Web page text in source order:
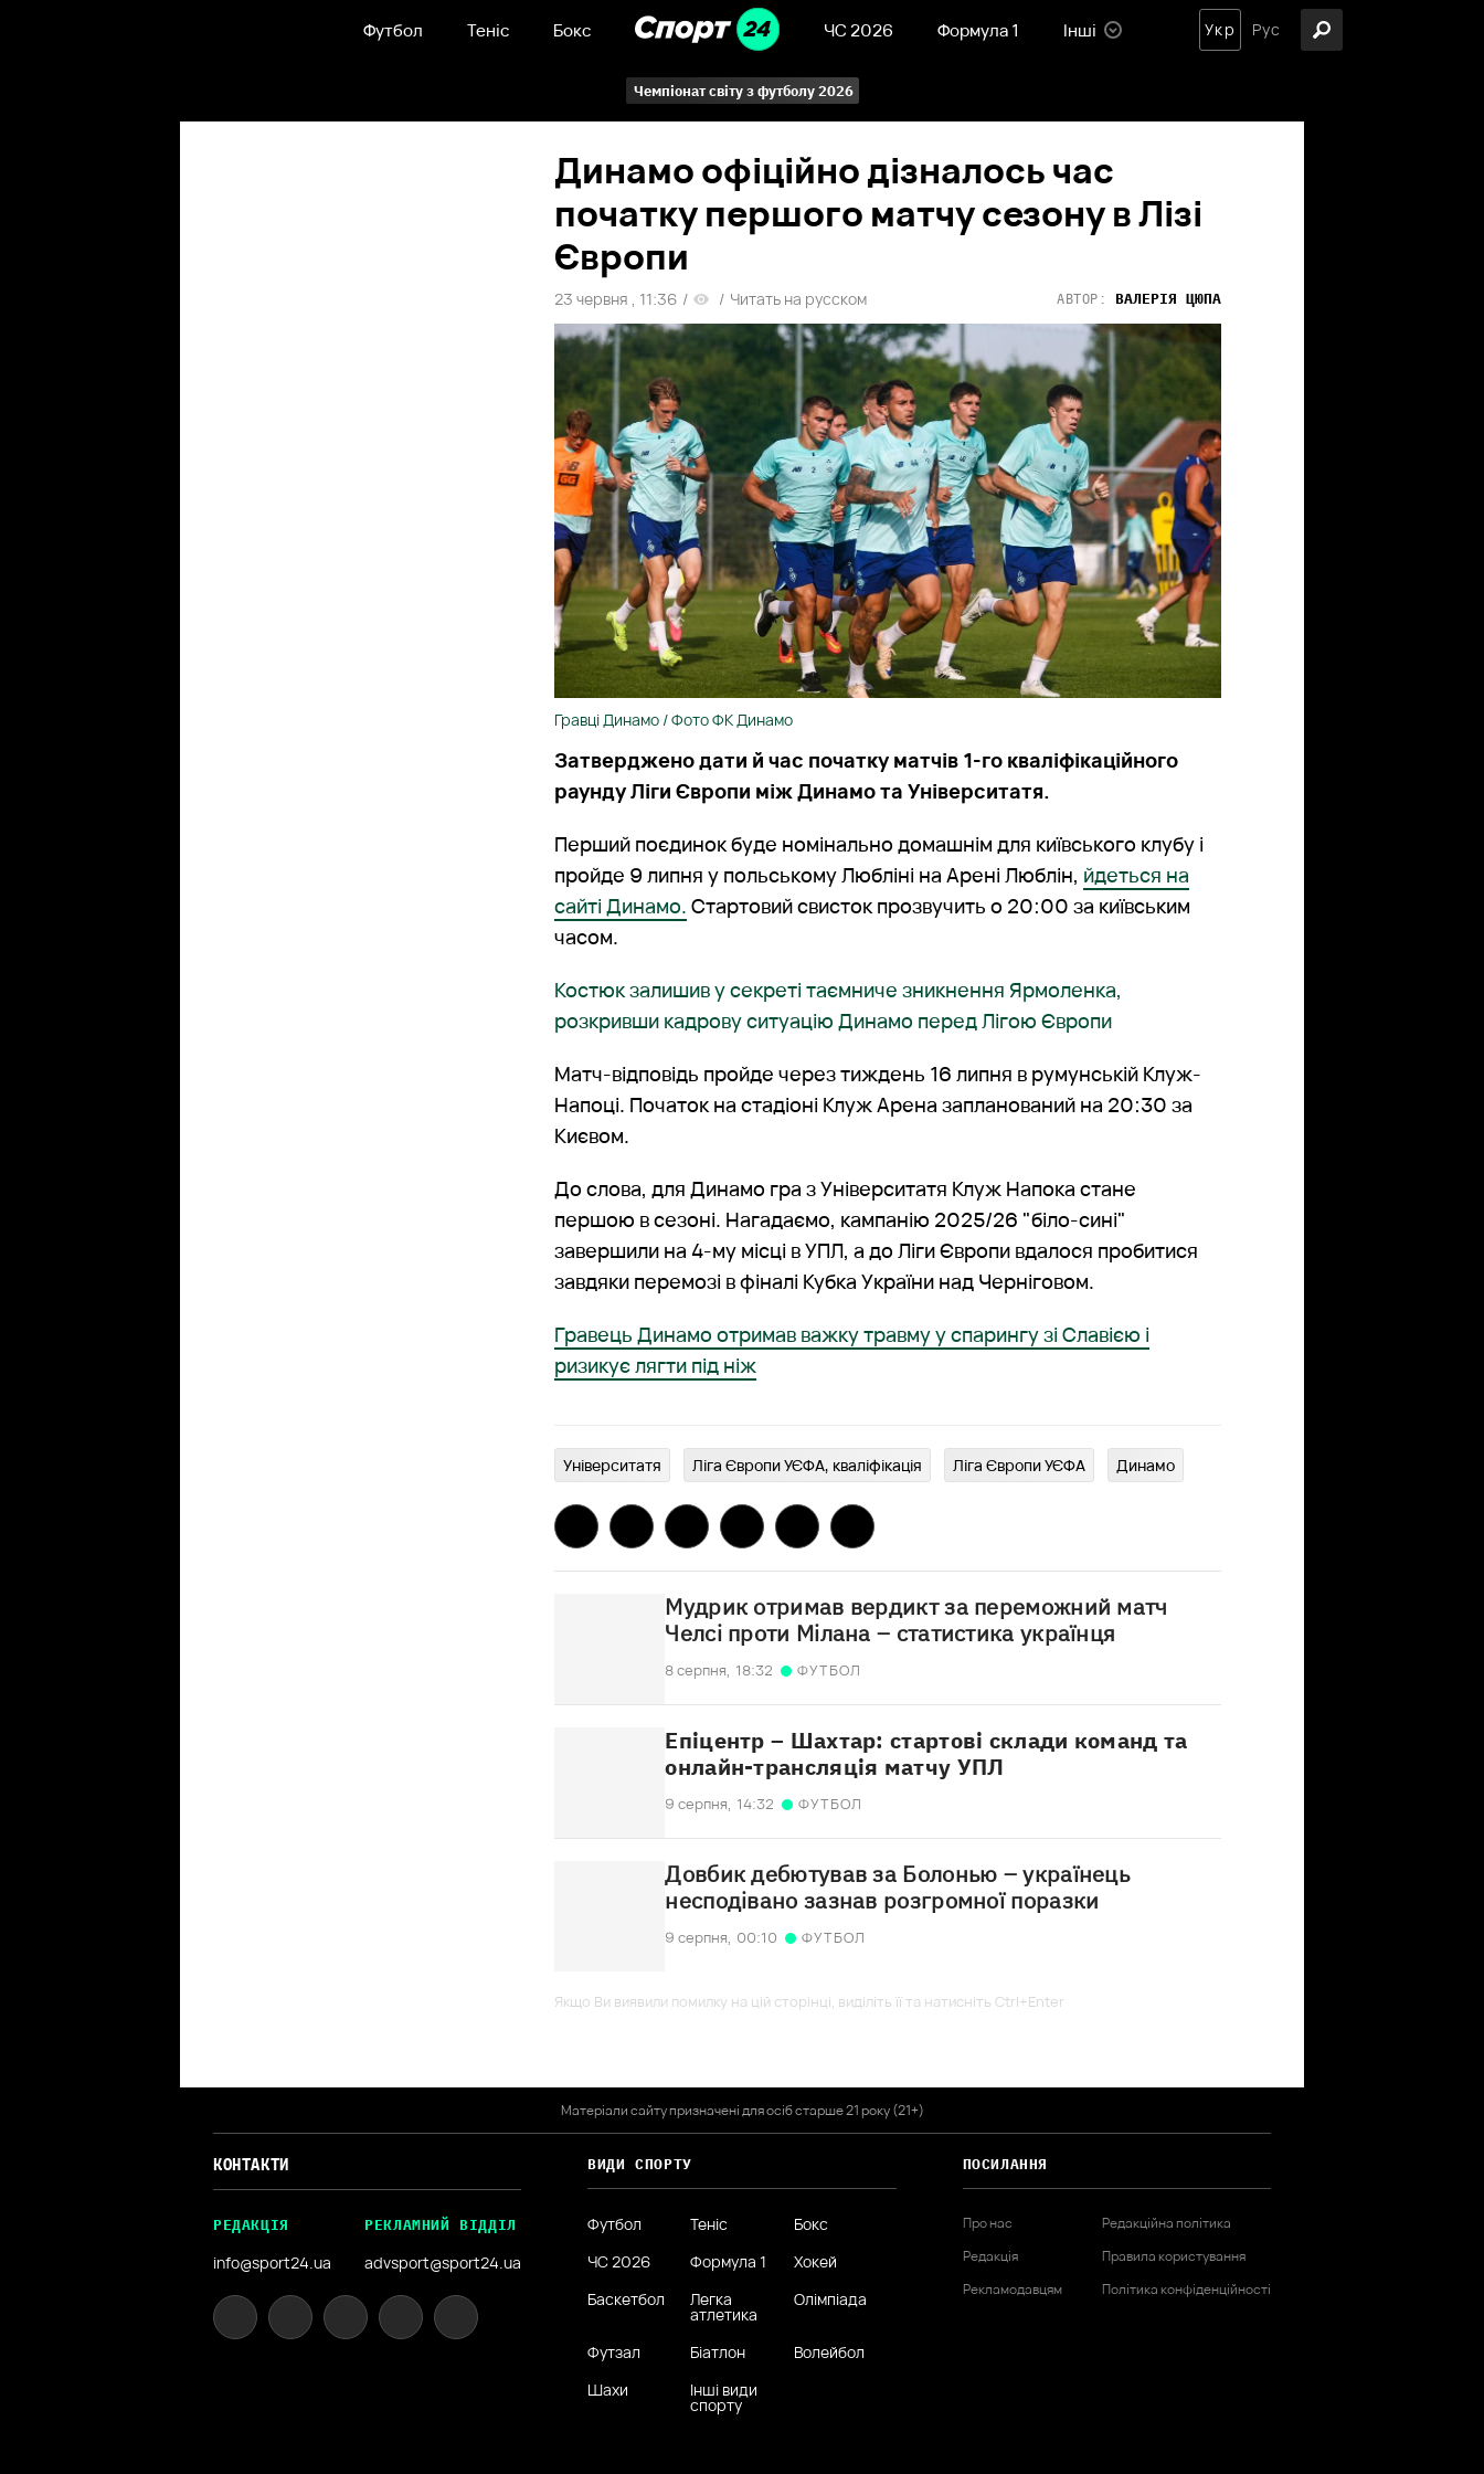
Футбол Теніс Бокс ЧС 2026 Формула 1 Інші Укр Рус
Чемпіонат світу з футболу 2026
Динамо офіційно дізналось час
початку першого матчу сезону в Лізі
Європи
23 червня , 11:36 / / Читать на русском АВТОР: ВАЛЕРІЯ ЦЮПА
Гравці Динамо / Фото ФК Динамо
Затверджено дати й час початку матчів 1-го кваліфікаційного
раунду Ліги Європи між Динамо та Університатя.
Перший поєдинок буде номінально домашнім для київського клубу і
пройде 9 липня у польському Любліні на Арені Люблін, йдеться на
сайті Динамо. Стартовий свисток прозвучить о 20:00 за київським
часом.
Костюк залишив у секреті таємниче зникнення Ярмоленка,
розкривши кадрову ситуацію Динамо перед Лігою Європи
Матч-відповідь пройде через тиждень 16 липня в румунській Клуж-
Напоці. Початок на стадіоні Клуж Арена запланований на 20:30 за
Києвом.
До слова, для Динамо гра з Університатя Клуж Напока стане
першою в сезоні. Нагадаємо, кампанію 2025/26 "біло-сині"
завершили на 4-му місці в УПЛ, а до Ліги Європи вдалося пробитися
завдяки перемозі в фіналі Кубка України над Черніговом.
Гравець Динамо отримав важку травму у спарингу зі Славією і
ризикує лягти під ніж
Університатя Ліга Європи УЄФА, кваліфікація Ліга Європи УЄФА Динамо
Мудрик отримав вердикт за переможний матч
Челсі проти Мілана – статистика українця
8 серпня, 18:32 ФУТБОЛ
Епіцентр – Шахтар: стартові склади команд та
онлайн-трансляція матчу УПЛ
9 серпня, 14:32 ФУТБОЛ
Довбик дебютував за Болонью – українець
несподівано зазнав розгромної поразки
9 серпня, 00:10 ФУТБОЛ
Якщо Ви виявили помилку на цій сторінці, виділіть її та натисніть Ctrl+Enter
Матеріали сайту призначені для осіб старше 21 року (21+)
КОНТАКТИ
РЕДАКЦІЯ
info@sport24.ua
РЕКЛАМНИЙ ВІДДІЛ
advsport@sport24.ua
ВИДИ СПОРТУ
Футбол Теніс
Бокс
ЧС 2026
Формула 1
Хокей
Баскетбол
Легка
атлетика
Олімпіада
Футзал Біатлон
Волейбол
Шахи
Інші види
спорту
ПОСИЛАННЯ
Про нас
Редакція
Рекламодавцям
Редакційна політика
Правила користування
Політика конфіденційності